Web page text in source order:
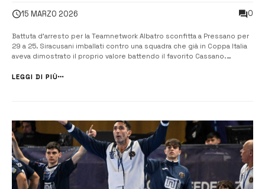
15 MARZO 2026 0
Battuta d’arresto per la Teamnetwork Albatro sconfitta a Pressano per
29 a 25. Siracusani imballati contro una squadra che già in Coppa Italia
aveva dimostrato il proprio valore battendo il favorito Cassano.
e si concedono troppi errori al tiro. Primo tempo chiuso in [&hell...
LEGGI DI PIÙ